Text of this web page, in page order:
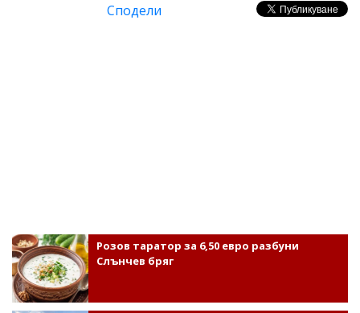
Сподели
Розов таратор за 6,50 евро разбуни
Слънчев бряг